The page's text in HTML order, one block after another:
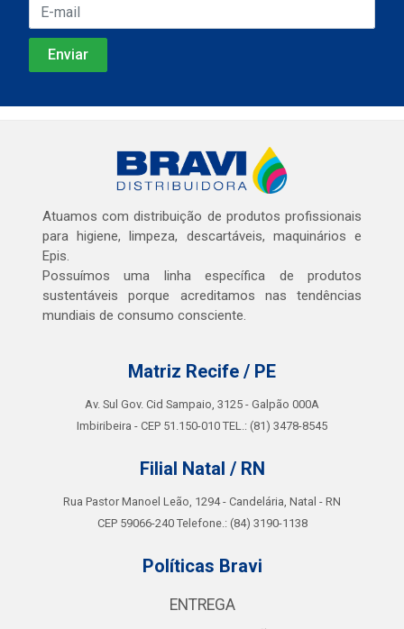
Atuamos com distribuição de produtos profissionais
para higiene, limpeza, descartáveis, maquinários e
Epis.
Possuímos uma linha específica de produtos
sustentáveis porque acreditamos nas tendências
mundiais de consumo consciente.
Matriz Recife / PE
Av. Sul Gov. Cid Sampaio, 3125 - Galpão 000A
Imbiribeira - CEP 51.150-010 TEL.: (81) 3478-8545
Filial Natal / RN
Rua Pastor Manoel Leão, 1294 - Candelária, Natal - RN
CEP 59066-240 Telefone.: (84) 3190-1138
Políticas Bravi
ENTREGA